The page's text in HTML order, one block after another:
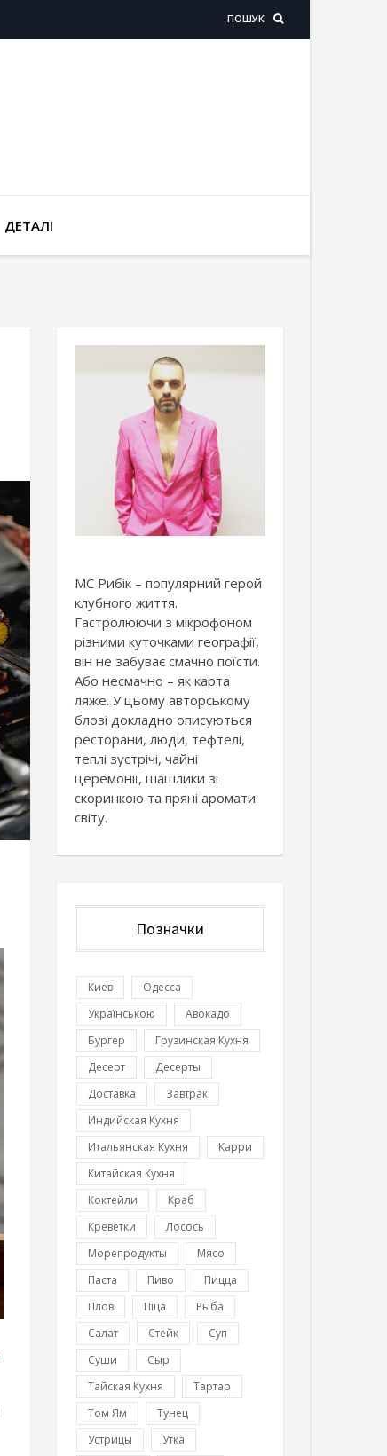
ПОШУК
ДЕТАЛІ
МС Рибік – популярний герой
клубного життя.
Гастролюючи з мікрофоном
різними куточками географії,
він не забуває смачно поїсти.
Або несмачно – як карта
ляже. У цьому авторському
блозі докладно описуються
ресторани, люди, тефтелі,
теплі зустрічі, чайні
церемонії, шашлики зі
скоринкою та пряні аромати
світу.
Позначки
Киев
Одесса
Українською
Авокадо
Бургер
Грузинская Кухня
Десерт
Десерты
Доставка
Завтрак
Индийская Кухня
Итальянская Кухня
Карри
Китайская Кухня
Коктейли
Краб
Креветки
Лосось
Морепродукты
Мясо
Паста
Пиво
Пицца
Плов
Піца
Рыба
Салат
Стейк
Суп
Суши
Сыр
Тайская Кухня
Тартар
Том Ям
Тунец
Устрицы
Утка